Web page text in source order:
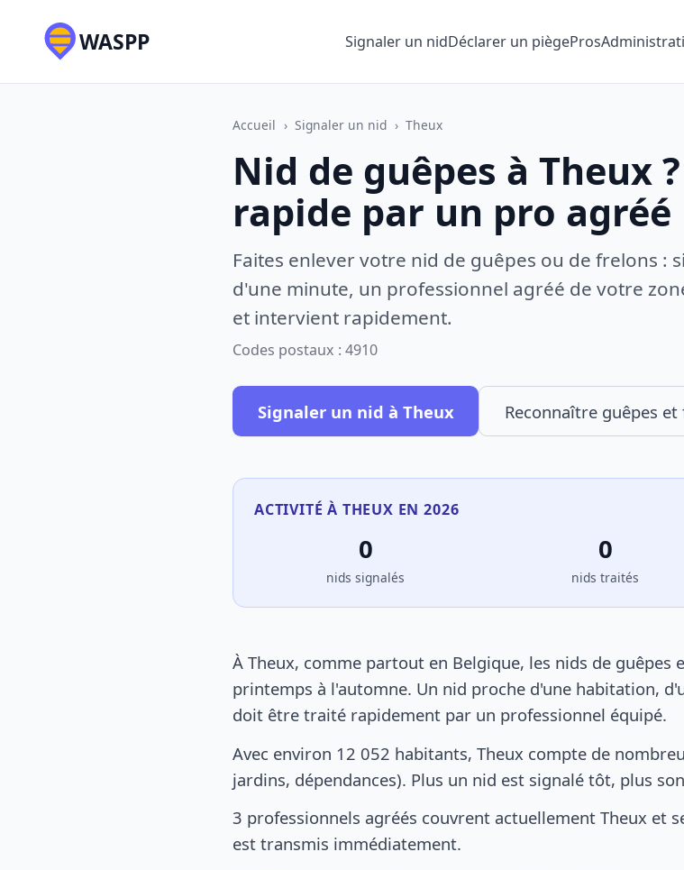
WASPP Signaler un nidDéclarer un piègePros
Accueil › Signaler un nid › Theux
Nid de guêpes à Theux
rapide par un pro agréé
Faites enlever votre nid de guêpes ou de frelons :
d'une minute, un professionnel agréé de votre
et intervient rapidement.
Codes postaux : 4910
Signaler un nid à Theux Reconnaître guêpes et
ACTIVITÉ À THEUX EN 2026
0
nids signalés
0
nids traités
À Theux, comme partout en Belgique, les nids de guêpes
printemps à l'automne. Un nid proche d'une habitation,
doit être traité rapidement par un professionnel équipé.
Avec environ 12 052 habitants, Theux compte de
jardins, dépendances). Plus un nid est signalé tôt, plus
3 professionnels agréés couvrent actuellement Theux et
est transmis immédiatement.